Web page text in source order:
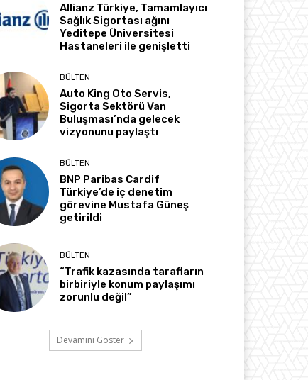
Allianz Türkiye, Tamamlayıcı
Sağlık Sigortası ağını
Yeditepe Üniversitesi
Hastaneleri ile genişletti
BÜLTEN
Auto King Oto Servis,
Sigorta Sektörü Van
Buluşması’nda gelecek
vizyonunu paylaştı
BÜLTEN
BNP Paribas Cardif
Türkiye’de iç denetim
görevine Mustafa Güneş
getirildi
BÜLTEN
“Trafik kazasında tarafların
birbiriyle konum paylaşımı
zorunlu değil”
Devamını Göster